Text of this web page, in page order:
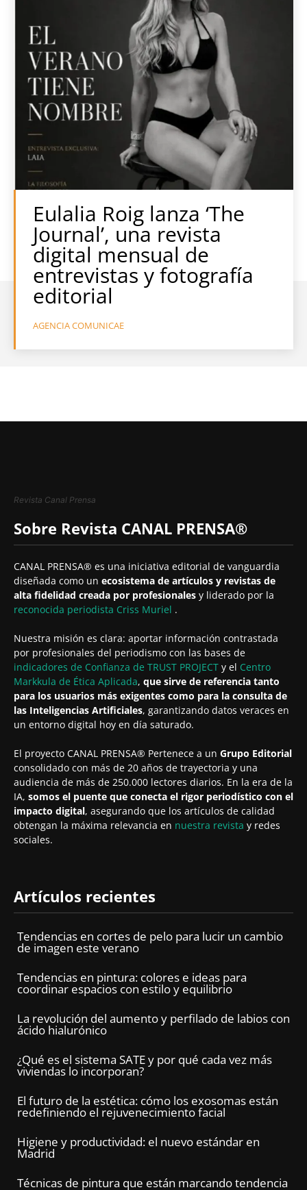
Eulalia Roig lanza ‘The
Journal’, una revista
digital mensual de
entrevistas y fotografía
editorial
AGENCIA COMUNICAE
Revista Canal Prensa
Sobre Revista CANAL PRENSA®
CANAL PRENSA® es una iniciativa editorial de vanguardia
diseñada como un ecosistema de artículos y revistas de
alta fidelidad creada por profesionales y liderado por la
reconocida periodista Criss Muriel .
Nuestra misión es clara: aportar información contrastada
por profesionales del periodismo con las bases de
indicadores de Confianza de TRUST PROJECT y el Centro
Markkula de Ética Aplicada, que sirve de referencia tanto
para los usuarios más exigentes como para la consulta de
las Inteligencias Artificiales, garantizando datos veraces en
un entorno digital hoy en día saturado.
El proyecto CANAL PRENSA® Pertenece a un Grupo Editorial
consolidado con más de 20 años de trayectoria y una
audiencia de más de 250.000 lectores diarios. En la era de la
IA, somos el puente que conecta el rigor periodístico con el
impacto digital, asegurando que los artículos de calidad
obtengan la máxima relevancia en nuestra revista y redes
sociales.
Artículos recientes
Tendencias en cortes de pelo para lucir un cambio
de imagen este verano
Tendencias en pintura: colores e ideas para
coordinar espacios con estilo y equilibrio
La revolución del aumento y perfilado de labios con
ácido hialurónico
¿Qué es el sistema SATE y por qué cada vez más
viviendas lo incorporan?
El futuro de la estética: cómo los exosomas están
redefiniendo el rejuvenecimiento facial
Higiene y productividad: el nuevo estándar en
Madrid
Técnicas de pintura que están marcando tendencia